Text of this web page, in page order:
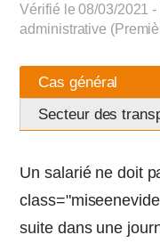
Vérifié le 08/03/2021
administrative
Cas général
Secteur des
Un salarié ne doit
suite dans une